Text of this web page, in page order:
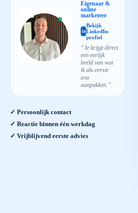
Eigenaar &
online
marketeer
in
Bekijk
LinkedIn-
profiel
“Je krijgt direct
een eerlijk
beeld van wat
ik als eerste
zou
aanpakken.”
✓ Persoonlijk contact
✓ Reactie binnen één werkdag
✓ Vrijblijvend eerste advies